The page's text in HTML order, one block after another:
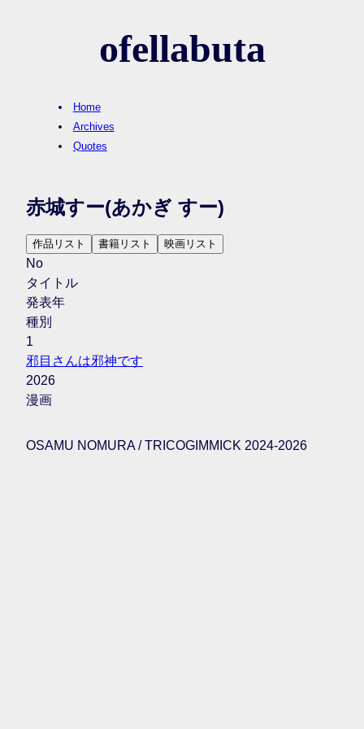
ofellabuta
Home
Archives
Quotes
赤城すー(あかぎ すー)
作品リスト 書籍リスト 映画リスト
No
タイトル
発表年
種別
1
邪目さんは邪神です
2026
漫画
OSAMU NOMURA / TRICOGIMMICK 2024-2026